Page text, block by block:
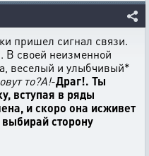
пришел сигнал связи.
В своей неизменной
веселый и улыбчивый*
то?A!-Драг!. Ты
вступая в ряды
и скоро она исживет
сторону